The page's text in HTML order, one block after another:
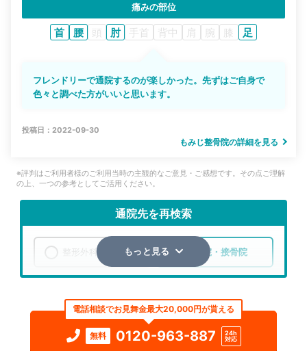
痛みの部位
首 腰 頭 肘 手首 背中 肩 腕 膝 足
フレンドリーで通院するのが楽しかった。先ずはご自身で
色々と調べた方がいいと思います。
投稿日：2022-09-30
もみじ整骨院の詳細を見る
※評判はご利用者様のご利用当時の主観的なご意見・ご感想です。その点ご理解
の上、一つの参考としてご活用ください。
通院先を再検索
整形外科 整骨院・接骨院
検索する
もっと見る
電話相談でお見舞金最大20,000円が貰える
無料 0120-963-887
24h
対応